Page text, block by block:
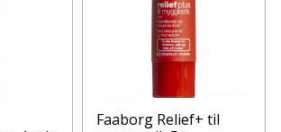
Faaborg Relief+ til